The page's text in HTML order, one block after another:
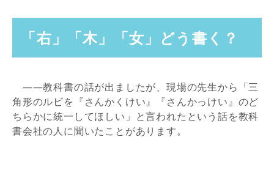
「右」「木」「女」どう書く？
――教科書の話が出ましたが、現場の先生から「三
角形のルビを『さんかくけい』『さんかっけい』のど
ちらかに統一してほしい」と言われたという話を教科
書会社の人に聞いたことがあります。